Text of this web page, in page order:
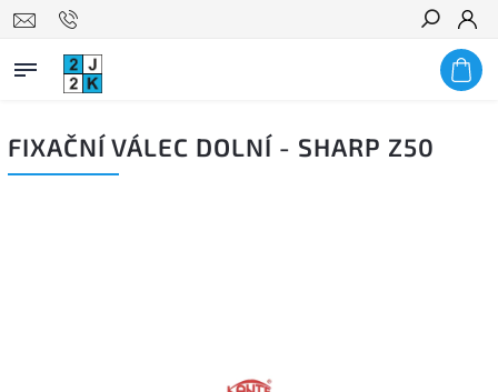
Hledat
FIXAČNÍ VÁLEC DOLNÍ - SHARP Z50